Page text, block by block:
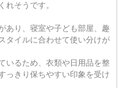
れそうです。
あり、寝室や子ども部屋、趣
タイルに合わせて使い分けが
いるため、衣類や日用品を整
っきり保ちやすい印象を受け